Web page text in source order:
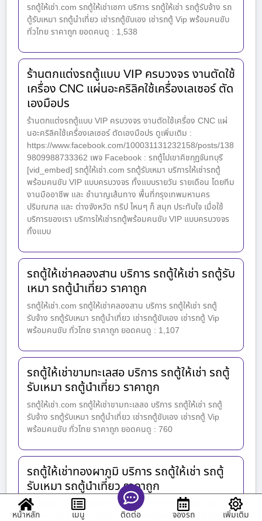
รถตู้ให้เช่า.com รถตู้ให้เช่าเซกา บริการ รถตู้ให้เช่า รถตู้รับจ้าง รถ
ตู้รับเหมา รถตู้นำเที่ยว เช่ารถตู้ขับเอง เช่ารถตู้ Vip พร้อมคนขับ
ทั่วไทย ราคาถูก ยอดคนดู : 1,538
ร้านตกแต่งรถตู้แบบ VIP ครบวงจร งานตัดใช้
เครื่อง CNC แผ่นอะคริลิคใช้เครื่องเลเซอร์ ตัด
เองมือปร
ร้านตกแต่งรถตู้แบบ VIP ครบวงจร งานตัดใช้เครื่อง CNC แผ่
นอะคริลิคใช้เครื่องเลเซอร์ ตัดเองมือปร ดูเพิ่มเติม :
https://www.facebook.com/100031131232158/posts/138
9809988733362 เพจ Facebook : รถตู้ไปเขาคิชกุฏจันทบุรี
[vid_embed] รถตู้ให้เช่า.com รถตู้รับเหมา บริการให้เช่ารถตู้
พร้อมคนขับ VIP แบบครบวงจร ทั้งแบบรายวัน รายเดือน โดยทีม
งานมืออาชีพ และ ชำนาญเส้นทาง พื้นที่กรุงเทพมหานคร
ปริมณฑล และ ต่างจังหวัด ทริป ไหนๆ ก็ สนุก ประทับใจ เมื่อใช้
บริการของเรา บริการให้เช่ารถตู้พร้อมคนขับ VIP แบบครบวงจร
ทั้งแบบ
รถตู้ให้เช่าคลองสาน บริการ รถตู้ให้เช่า รถตู้รับ
เหมา รถตู้นำเที่ยว ราคาถูก
รถตู้ให้เช่า.com รถตู้ให้เช่าคลองสาน บริการ รถตู้ให้เช่า รถตู้
รับจ้าง รถตู้รับเหมา รถตู้นำเที่ยว เช่ารถตู้ขับเอง เช่ารถตู้ Vip
พร้อมคนขับ ทั่วไทย ราคาถูก ยอดคนดู : 1,107
รถตู้ให้เช่าขามทะเลสอ บริการ รถตู้ให้เช่า รถตู้
รับเหมา รถตู้นำเที่ยว ราคาถูก
รถตู้ให้เช่า.com รถตู้ให้เช่าขามทะเลสอ บริการ รถตู้ให้เช่า รถตู้
รับจ้าง รถตู้รับเหมา รถตู้นำเที่ยว เช่ารถตู้ขับเอง เช่ารถตู้ Vip
พร้อมคนขับ ทั่วไทย ราคาถูก ยอดคนดู : 760
รถตู้ให้เช่าทองผาภูมิ บริการ รถตู้ให้เช่า รถตู้
รับเหมา รถตู้นำเที่ยว ราคาถูก
รถตู้ให้เช่า.com รถตู้ให้เช่าทองผาภูมิ บริการ รถตู้ให้เช่า รถตู้
รับจ้าง รถตู้รับเหมา รถตู้นำเที่ยว เช่ารถตู้ขับเอง เช่ารถตู้ Vip
หน้าหลัก เมนู ติดต่อ จองรถ เพิ่มเติม